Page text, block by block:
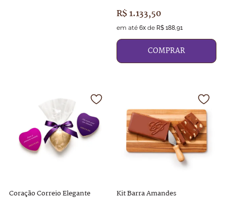
R$ 1.133,50
em até 6xde R$ 188,91
COMPRAR
Coração Correio Elegante Kit Barra Amandes